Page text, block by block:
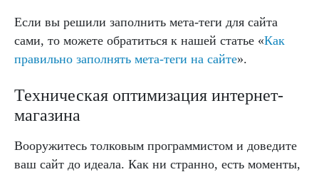
Если вы решили заполнить мета-теги для сайта
сами, то можете обратиться к нашей статье «Как
правильно заполнять мета-теги на сайте».
Техническая оптимизация интернет-
магазина
Вооружитесь толковым программистом и доведите
ваш сайт до идеала. Как ни странно, есть моменты,